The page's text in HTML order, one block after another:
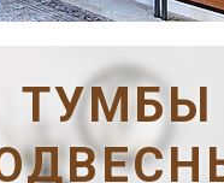
ТУМБЫ